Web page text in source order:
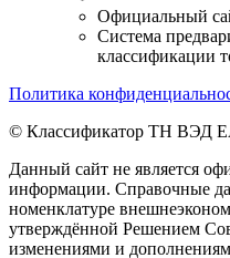
Официальный
Система
классификации
Политика
© Классификатор ТН ВЭД
Данный сайт не является
информации. Справочные
номенклатуре
утверждённой Решением
изменениями и